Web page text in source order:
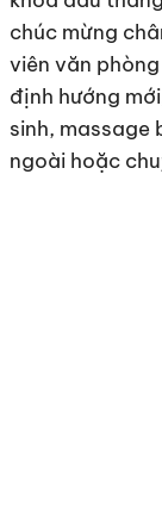
chúc mừng
viên văn
định hướng
sinh, massage
ngoài hoặc